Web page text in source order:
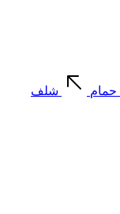
حمام شلف